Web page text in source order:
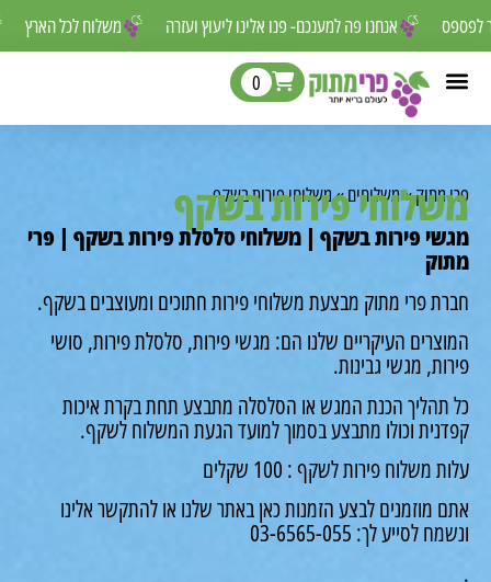
משלוח לכל אנחנו פה למענכם- פנו אלינו ליעוץ ועזרה לפספס
0
»משלוחים»משלוחי פירות בשקף
פירות בשקף
פירות בשקף | משלוחי סלסלת פירות בשקף | פרי
פרי מתוק מבצעת משלוחי פירות חתוכים ומעוצבים בשקף.
העיקריים שלנו הם: מגשי פירות, סלסלת פירות, סושי
מגשי גבינות.
הכנת המגש או הסלסלה מתבצע תחת בקרת איכות
וכולו מתבצע בסמוך למועד הגעת המשלוח לשקף.
פירות לשקף : 100 שקלים
מוזמנים לבצע הזמנות כאן באתר שלנו או להתקשר אלינו
לך: 03-6565-055